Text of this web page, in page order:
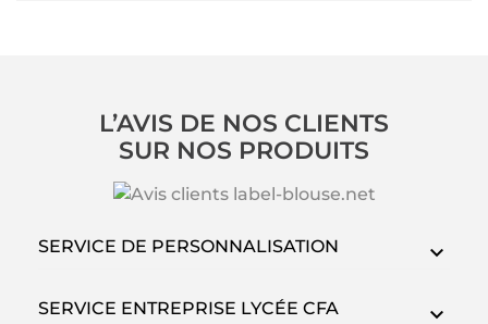
L’AVIS DE NOS CLIENTS
SUR NOS PRODUITS
SERVICE DE PERSONNALISATION
SERVICE ENTREPRISE LYCÉE CFA